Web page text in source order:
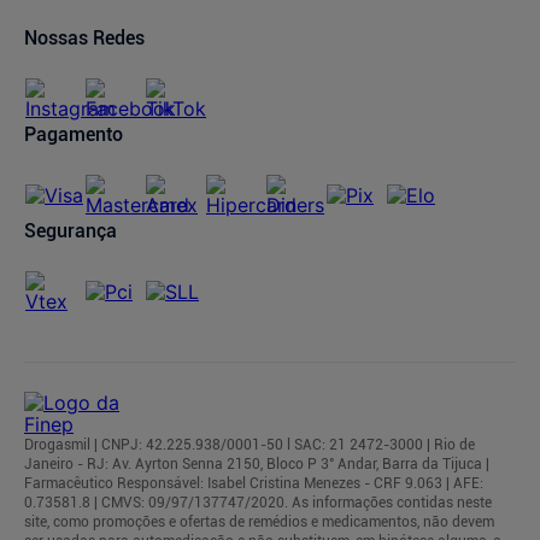
Compra Recorrente
Nossas Redes
Pagamento
Segurança
Drogasmil | CNPJ: 42.225.938/0001-50 l SAC: 21 2472-3000 | Rio de
Janeiro - RJ: Av. Ayrton Senna 2150, Bloco P 3° Andar, Barra da Tijuca |
Farmacêutico Responsável: Isabel Cristina Menezes - CRF 9.063 | AFE:
0.73581.8 | CMVS: 09/97/137747/2020. As informações contidas neste
site, como promoções e ofertas de remédios e medicamentos, não devem